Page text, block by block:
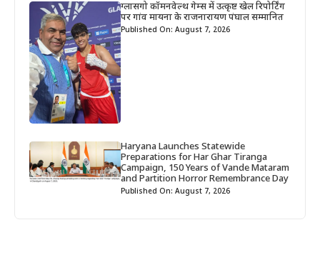
ग्लासगो कॉमनवेल्थ गेम्स में उत्कृष्ट खेल रिपोर्टिंग
पर गांव मायना के राजनारायण पंघाल सम्मानित
Published On: August 7, 2026
Haryana Launches Statewide
Preparations for Har Ghar Tiranga
Campaign, 150 Years of Vande Mataram
and Partition Horror Remembrance Day
Published On: August 7, 2026